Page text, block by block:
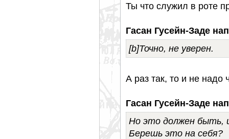
Ты что служил в роте
Гасан Гусейн-Заде
[b]Точно, не уверен.
А раз так, то и не надо
Гасан Гусейн-Заде
Но это должен быть,
Берешь это на себя?